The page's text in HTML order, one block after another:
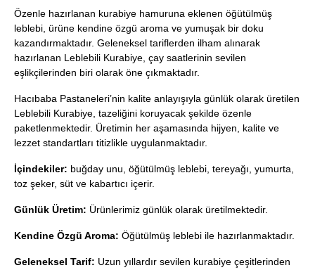
Özenle hazırlanan kurabiye hamuruna eklenen öğütülmüş
leblebi, ürüne kendine özgü aroma ve yumuşak bir doku
kazandırmaktadır. Geleneksel tariflerden ilham alınarak
hazırlanan Leblebili Kurabiye, çay saatlerinin sevilen
eşlikçilerinden biri olarak öne çıkmaktadır.
Hacıbaba Pastaneleri’nin kalite anlayışıyla günlük olarak üretilen
Leblebili Kurabiye, tazeliğini koruyacak şekilde özenle
paketlenmektedir. Üretimin her aşamasında hijyen, kalite ve
lezzet standartları titizlikle uygulanmaktadır.
İçindekiler: buğday unu, öğütülmüş leblebi, tereyağı, yumurta,
toz şeker, süt ve kabartıcı içerir.
Günlük Üretim: Ürünlerimiz günlük olarak üretilmektedir.
Kendine Özgü Aroma: Öğütülmüş leblebi ile hazırlanmaktadır.
Geleneksel Tarif: Uzun yıllardır sevilen kurabiye çeşitlerinden